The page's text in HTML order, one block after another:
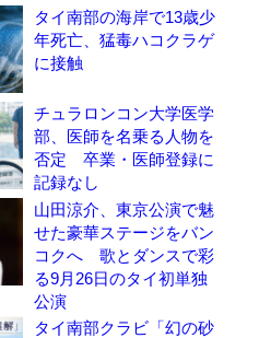
タイ南部の海岸で13歳少
年死亡、猛毒ハコクラゲ
に接触
チュラロンコン大学医学
部、医師を名乗る人物を
否定 卒業・医師登録に
記録なし
山田涼介、東京公演で魅
せた豪華ステージをバン
コクへ 歌とダンスで彩
る9月26日のタイ初単独
公演
タイ南部クラビ「幻の砂